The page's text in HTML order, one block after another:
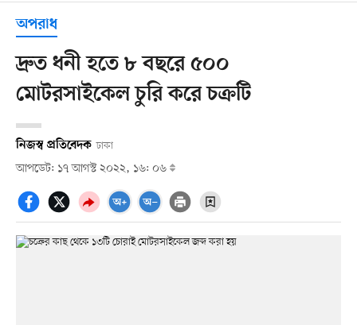
অপরাধ
দ্রুত ধনী হতে ৮ বছরে ৫০০
মোটরসাইকেল চুরি করে চক্রটি
নিজস্ব প্রতিবেদক ঢাকা
আপডেট: ১৭ আগস্ট ২০২২, ১৬: ০৬